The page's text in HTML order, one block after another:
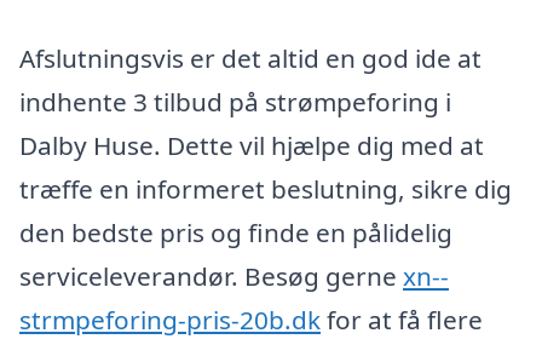
Afslutningsvis er det altid en god ide at
indhente 3 tilbud på strømpeforing i
Dalby Huse. Dette vil hjælpe dig med at
træffe en informeret beslutning, sikre dig
den bedste pris og finde en pålidelig
serviceleverandør. Besøg gerne xn--
strmpeforing-pris-20b.dkfor at få flere